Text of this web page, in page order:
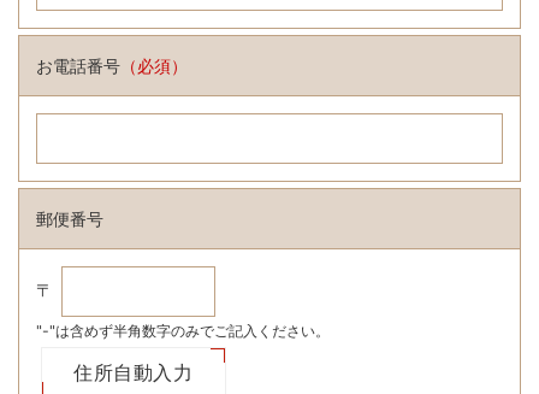
お電話番号 （必須）
郵便番号
〒
"-"は含めず半角数字のみでご記入ください。